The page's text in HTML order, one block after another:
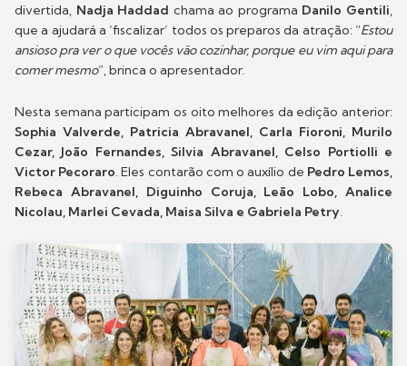
divertida, Nadja Haddad chama ao programa Danilo Gentili,
que a ajudará a ‘fiscalizar’ todos os preparos da atração: “Estou
ansioso pra ver o que vocês vão cozinhar, porque eu vim aqui para
comer mesmo”, brinca o apresentador.
Nesta semana participam os oito melhores da edição anterior:
Sophia Valverde, Patricia Abravanel, Carla Fioroni, Murilo
Cezar, João Fernandes, Silvia Abravanel, Celso Portiolli e
Victor Pecoraro. Eles contarão com o auxílio de Pedro Lemos,
Rebeca Abravanel, Diguinho Coruja, Leão Lobo, Analice
Nicolau, Marlei Cevada, Maisa Silva e Gabriela Petry.